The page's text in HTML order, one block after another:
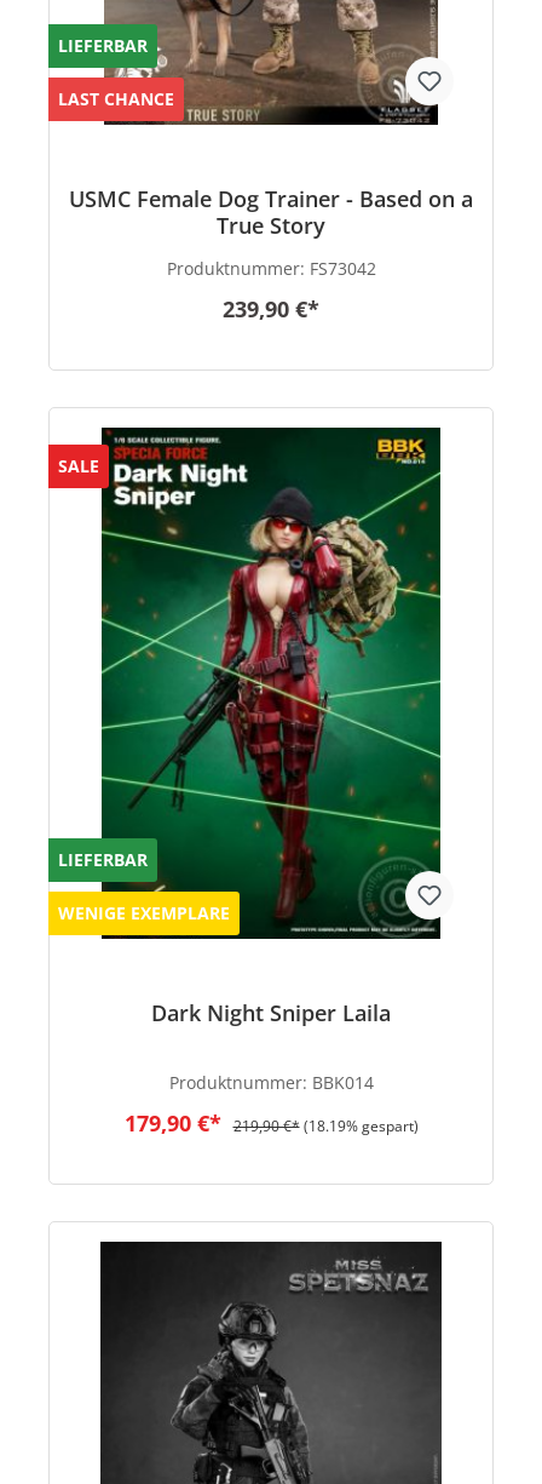
LIEFERBAR
LAST CHANCE
USMC Female Dog Trainer - Based on a
True Story
Produktnummer: FS73042
239,90 €*
SALE
LIEFERBAR
WENIGE EXEMPLARE
Dark Night Sniper Laila
Produktnummer: BBK014
179,90 €* 219,90 €* (18.19% gespart)